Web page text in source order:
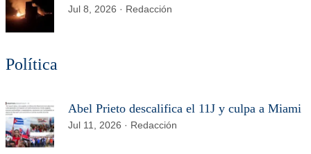
Jul 8, 2026 · Redacción
Política
Abel Prieto descalifica el 11J y culpa a Miami
Jul 11, 2026 · Redacción